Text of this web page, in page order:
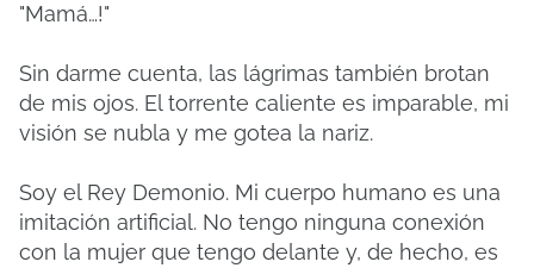
"Mamá…!"
Sin darme cuenta, las lágrimas también brotan
de mis ojos. El torrente caliente es imparable, mi
visión se nubla y me gotea la nariz.
Soy el Rey Demonio. Mi cuerpo humano es una
imitación artificial. No tengo ninguna conexión
con la mujer que tengo delante y, de hecho, es